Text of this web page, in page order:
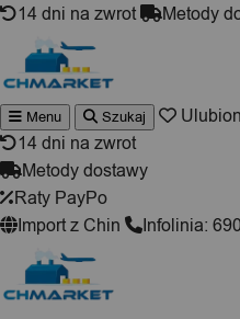
14 dni na zwrot Metody
Wyszukiwarka
produktów
Menu Szukaj
14 dni na zwrot
Metody dostawy
Raty PayPo
Import z Chin
Infolinia: